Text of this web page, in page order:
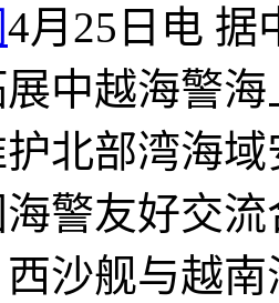
4月25日电 据
中越海警
北部湾海
警友好交
沙舰与越南